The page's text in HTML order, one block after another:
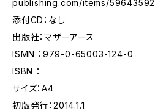
publishing.com/items/59643592
添付CD：なし
出版社：マザーアース
ISMN ：979-0-65003-124-0
ISBN ：
サイズ：A4
初版発行：2014.1.1